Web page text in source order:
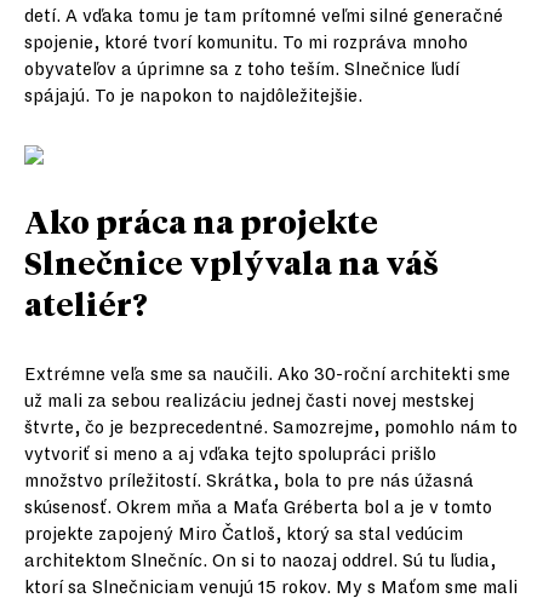
detí. A vďaka tomu je tam prítomné veľmi silné generačné
spojenie, ktoré tvorí komunitu. To mi rozpráva mnoho
obyvateľov a úprimne sa z toho teším. Slnečnice ľudí
spájajú. To je napokon to najdôležitejšie.
Ako práca na projekte
Slnečnice vplývala na váš
ateliér?
Extrémne veľa sme sa naučili. Ako 30-roční architekti sme
už mali za sebou realizáciu jednej časti novej mestskej
štvrte, čo je bezprecedentné. Samozrejme, pomohlo nám to
vytvoriť si meno a aj vďaka tejto spolupráci prišlo
množstvo príležitostí. Skrátka, bola to pre nás úžasná
skúsenosť. Okrem mňa a Maťa Gréberta bol a je v tomto
projekte zapojený Miro Čatloš, ktorý sa stal vedúcim
architektom Slnečníc. On si to naozaj oddrel. Sú tu ľudia,
ktorí sa Slnečniciam venujú 15 rokov. My s Maťom sme mali